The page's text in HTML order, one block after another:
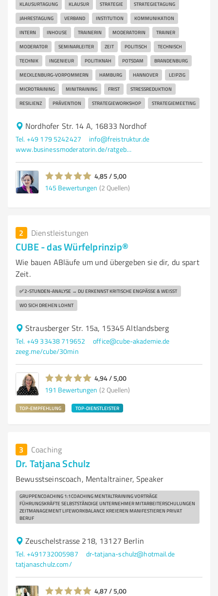
KLAUSURTAGUNG KLAUSUR STRATEGIE STRATEGIETAGUNG
JAHRESTAGUNG VERBAND INSTITUTION KOMMUNIKATION
INTERN INHOUSE TRAINERIN MODERATORIN TRAINER
MODERATOR SEMINARLEITER ZEIT POLITISCH TECHNISCH
TECHNIK INGENIEUR POLITIKNAH POTSDAM BRANDENBURG
MECKLENBURG-VORPOMMERN HAMBURG HANNOVER LEIPZIG
MICROTRAINING MINITRAINING FRIST STRESSREDUKTION
RESILIENZ PRÄVENTION STRATEGIEWORKSHOP STRATEGIEMEETING
Nordhofer Str. 14 A, 16833 Nordhof
Tel. +49 179 5242427
info@freistruktur.de
www.businessmoderatorin.de/ratgeber/
4,85 / 5,00
145 Bewertungen (2 Quellen)
2 Dienstleistungen
CUBE - das Würfelprinzip®
Wie bauen ABläufe um und übergeben sie dir, du spart
Zeit.
✅ 2-STUNDEN-ANALYSE → DU ERKENNST KRITISCHE ENGPÄSSE & WEISST
WO SICH DREHEN LOHNT
Strausberger Str. 15a, 15345 Altlandsberg
Tel. +49 33438 719652
office@cube-akademie.de
zeeg.me/cube/30min
4,94 / 5,00
191 Bewertungen (2 Quellen)
TOP-EMPFEHLUNG TOP-DIENSTLEISTER
3 Coaching
Dr. Tatjana Schulz
Bewusstseinscoach, Mentaltrainer, Speaker
GRUPPENCOACHING 1:1COACHING MENTALTRAINING VORTRÄGE
FÜHRUNGSKRÄFTE SELBSTSTÄNDIGE UNTERNEHMER MITARBEITERSCHULUNGEN
ZEITMANAGEMENT LIFEWORKBALANCE KREIEREN MANIFESTIEREN PRIVAT
BERUF
Zeuschelstrasse 218, 13127 Berlin
Tel. +491732005987
dr-tatjana-schulz@hotmail.de
tatjanaschulz.com/
4,87 / 5,00